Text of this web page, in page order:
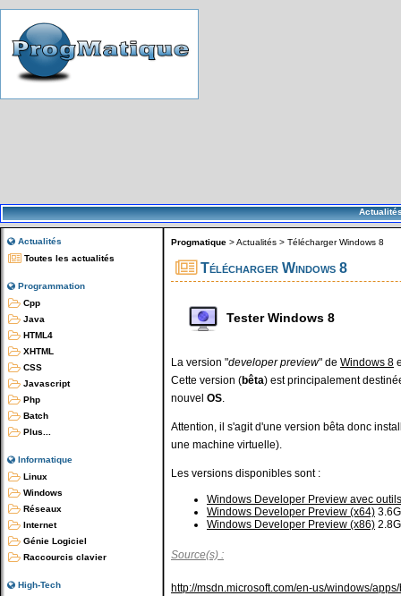
Actualités
Toutes les actualités
Programmation
Cpp
Java
HTML4
XHTML
CSS
Javascript
Php
Batch
Plus...
Informatique
Linux
Windows
Réseaux
Internet
Génie Logiciel
Raccourcis clavier
High-Tech
Progmatique >Actualités > Télécharger Windows 8
Télécharger Windows 8
Tester Windows 8
La version "developer preview" de Windows 8
Cette version (bêta) est principalement
nouvel OS.
Attention, il s'agit d'une version bêta donc
une machine virtuelle).
Les versions disponibles sont :
Windows Developer Preview avec
Windows Developer Preview (x64)
Windows Developer Preview (x86)
Source(s) :
http://msdn.microsoft.com/en-us/windows/